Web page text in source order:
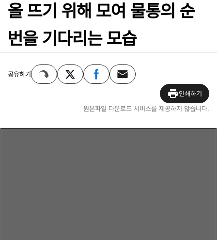
을 뜨기 위해 모여 물통의 순
번을 기다리는 모습
공유하기
인쇄하기
원본파일 다운로드 서비스를 제공하지 않습니다.